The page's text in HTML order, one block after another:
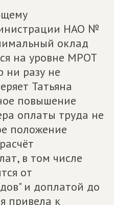
НАО №
оклад
на уровне МРОТ
ни разу не
Татьяна
повышение
оплаты труда не
положение
в том числе
от
и доплатой до
привела к